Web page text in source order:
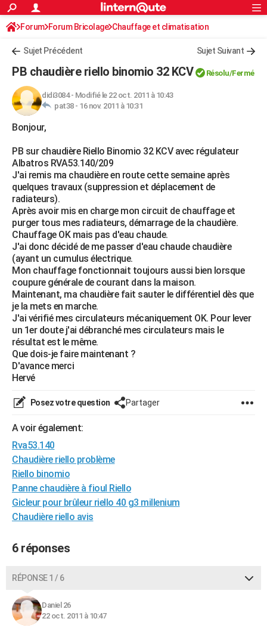
ACTUALITÉS
Politique
Société
Faits Divers
Education
Monde
Villes
+
FINANCE
Retraite
Impôts
Epargne
Immobilier
Risques naturels par ville
Banque
Assurance
Crédit
AUTO
Essais
Réserver un essai
Citadines
Berlines
SUV
Forum auto
+HIGH-TECH
Mobiles
Meilleur smartphone
Internet
Ordinateurs
Jeux vidéo
Guide high-tech
+BRICOLAGE
Forum
Aménagement intérieur
Extérieur
Cuisine
Salle de bains
Jardinage
Rangement
WEEK-END
Guides de France
Escapades
Patrimoine
Expositions
Musées
Week-end nature
LIFESTYLE
Art de vivre
Bien-être
Loisirs
Mode
Modes de vie
SANTE
Alimentation
Guide de la santé
Maladies
Médicaments
Sommeil
VOYAGE
Destinations
City break
Voyage nature
Voyage de noces
Forum
Climat
+PHOTO
GUIDES D'ACHAT
BONS PLANS
CARTE DE VOEUX
Carte de Noël
Carte Bonne année
Carte Saint-Valentin
Carte Pâques
Carte d'anniversaire
DICTIONNAIRE
Dictionnaire
Biographies
Citations
Expressions
Proverbes
PROGRAMME TV
COPAINS D'AVANT
S'inscrire
Se connecter
Lycées
Collèges
Primaires
Universités
Entreprises
Service militaire
Avis de recherche
AVIS DE DÉCÈS
FORUM
Rechercher
S'inscrire
Connexion
Forum Forum Bricolage Chauffage et climatisation
Sujet Précédent Sujet Suivant
PB chaudière riello binomio 32 KCV Résolu/Fermé
didi3084- Modifié le 22 oct. 2011 à 10:43
pat38 - 16 nov. 2011 à 10:31
Bonjour,
PB sur chaudière Riello Binomio 32 KCV avec régulateur
Albatros RVA53.140/209
J'ai remis ma chaudière en route cette semaine après
quelques travaux (suppression et déplacement de
radiateurs).
Après avoir mis en charge mon circuit de chauffage et
purger tous mes radiateurs, démarrage de la chaudière.
Chauffage OK mais pas d'eau chaude.
J'ai donc décidé de me passer d'eau chaude chaudière
(ayant un cumulus électrique.
Mon chauffage fonctionnait toujours aussi bien lorsque
coupure générale de courant dans la maison.
Maintenant, ma chaudière fait sauter le différentiel dès que
je la mets en marche.
J'ai vérifié mes circulateurs mécaniquement OK. Pour lever
un 1er doute j'ai débranché mes circulateurs mais le
résultat est le même.
Que dois-je faire maintenant ?
D'avance merci
Hervé
Posez votre question Partager
A voir également:
Rva53.140
Chaudière riello problème
Riello binomio
Panne chaudière à fioul Riello
Gicleur pour brûleur riello 40 g3 millenium
Chaudière riello avis
6 réponses
RÉPONSE 1 / 6
Daniel 26
22 oct. 2011 à 10:47